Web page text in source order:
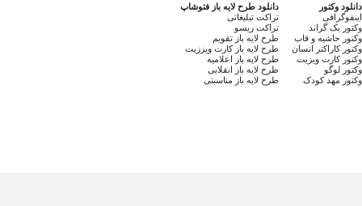
دانلود وکتور
اینفوگرافی
وکتور بک گراند
وکتور حاشیه و قاب
وکتور کاراکتر انسان
وکتور کارت ویزیت
وکتور لوگو
وکتور مهد کودک
دانلود طرح لایه باز فتوشاپ
تراکت تبلیغاتی
تراکت ریسو
طرح لایه باز تقویم
طرح لایه باز کارت ویززیت
طرح لایه باز اعلامیه
طرح لایه باز انقلابی
طرح لایه باز مناسبتی